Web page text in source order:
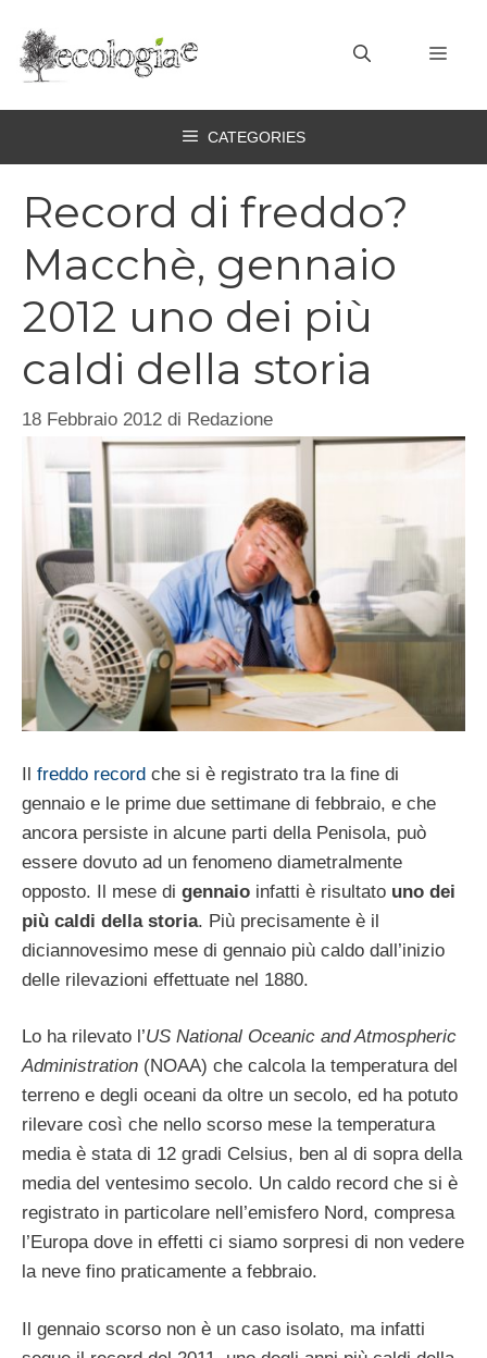
contenuto
CATEGORIES
Record di freddo?
Macchè, gennaio
2012 uno dei più
caldi della storia
18 Febbraio 2012 di Redazione
Il freddo record che si è registrato tra la fine di
gennaio e le prime due settimane di febbraio, e che
ancora persiste in alcune parti della Penisola, può
essere dovuto ad un fenomeno diametralmente
opposto. Il mese di gennaio infatti è risultato uno dei
più caldi della storia. Più precisamente è il
diciannovesimo mese di gennaio più caldo dall’inizio
delle rilevazioni effettuate nel 1880.
Lo ha rilevato l’US National Oceanic and Atmospheric
Administration (NOAA) che calcola la temperatura del
terreno e degli oceani da oltre un secolo, ed ha potuto
rilevare così che nello scorso mese la temperatura
media è stata di 12 gradi Celsius, ben al di sopra della
media del ventesimo secolo. Un caldo record che si è
registrato in particolare nell’emisfero Nord, compresa
l’Europa dove in effetti ci siamo sorpresi di non vedere
la neve fino praticamente a febbraio.
Il gennaio scorso non è un caso isolato, ma infatti